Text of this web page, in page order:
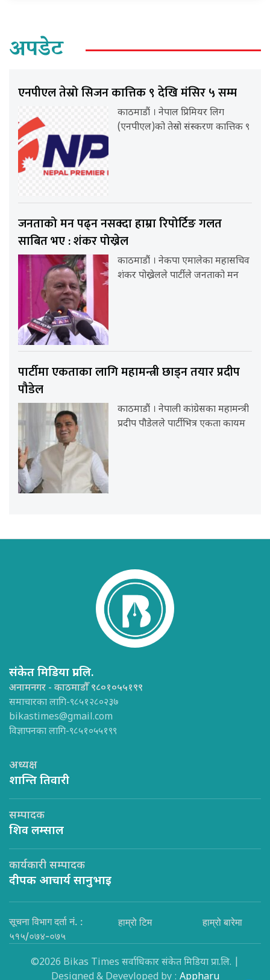
अपडेट
एनपीएल तेस्रो सिजन कात्तिक ९ देखि मंसिर ५ सम्म
काठमाडौं । नेपाल प्रिमियर लिग
(एनपीएल)को तेस्रो संस्करण कात्तिक ९
जनताको मन पढ्न नसक्दा हाम्रा रिपोर्टिङ गलत
साबित भए : शंकर पोख्रेल
काठमाडौं । नेकपा एमालेका महासचिव
शंकर पोख्रेलले पार्टीले जनताको मन
पार्टीमा एकताका लागि महामन्त्री छाड्न तयार प्रदीप
पौडेल
काठमाडौं । नेपाली कांग्रेसका महामन्त्री
प्रदीप पौडेलले पार्टीभित्र एकता कायम
संकेत मिडिया प्रा.लि.
अनामनगर - काठमाडौँ ९८०१०५५१९९
समाचारका लागि-९८५१२८०२३७
bikastimes@gmail.com
विज्ञापनका लागि-९८५१०५५१९९
अध्यक्ष
शान्ति तिवारी
सम्पादक
शिव लम्साल
कार्यकारी सम्पादक
दीपक आचार्य सानुभाइ
सूचना विभाग दर्ता नं. :
५१५/०७४-०७५
हाम्रो टिम हाम्रो बारेमा
©2026 Bikas Times सर्वाधिकार संकेत मिडिया प्रा.लि. |
Designed & Devevloped by : Appharu